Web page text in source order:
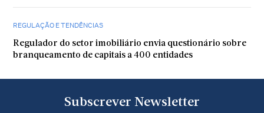
REGULAÇÃO E TENDÊNCIAS
Regulador do setor imobiliário envia questionário sobre
branqueamento de capitais a 400 entidades
Subscrever Newsletter